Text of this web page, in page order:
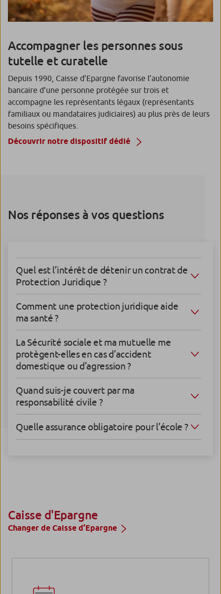
Accompagner les personnes sous
tutelle et curatelle
Depuis 1990, Caisse d’Epargne favorise l’autonomie
bancaire d’une personne protégée sur trois et
accompagne les représentants légaux (représentants
familiaux ou mandataires judiciaires) au plus près de leurs
besoins spécifiques.
Découvrir notre dispositif dédié
Nos réponses à vos questions
Quel est l’intérêt de détenir un contrat de
Protection Juridique ?
Comment une protection juridique aide
ma santé ?
La Sécurité sociale et ma mutuelle me
protègent-elles en cas d’accident
domestique ou d’agression ?
Quand suis-je couvert par ma
responsabilité civile ?
Quelle assurance obligatoire pour l’école ?
Caisse d'Epargne
Changer de Caisse d’Epargne